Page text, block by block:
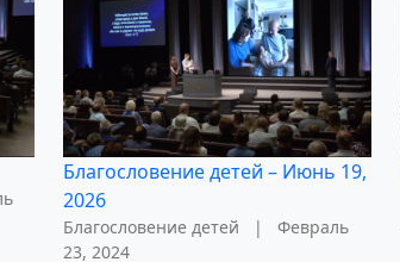
Благословение детей – Июнь 19,
2026
Благословение детей | Февраль
23, 2024